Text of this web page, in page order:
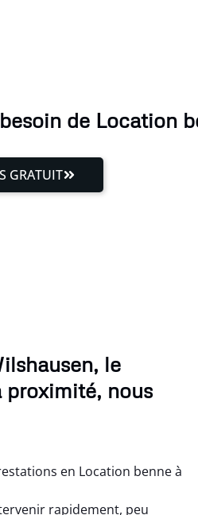
de Location
GRATUIT
le
proximité, nous
en Location benne à
rapidement, peu